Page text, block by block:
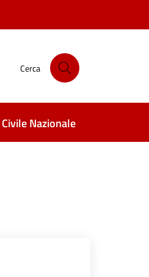
Cerca
Nazionale